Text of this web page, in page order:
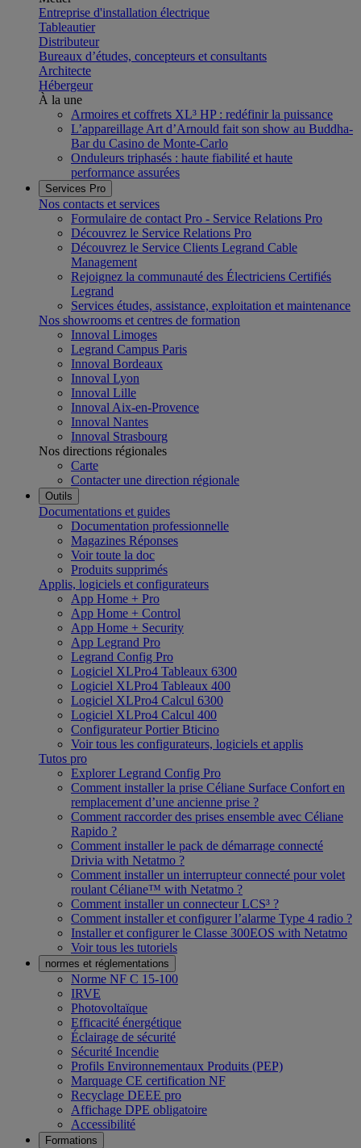
Entreprise d'installation électrique
Tableautier
Distributeur
Bureaux d’études, concepteurs et consultants
Architecte
Hébergeur
À la une
Armoires et coffrets XL³ HP : redéfinir la puissance
L’appareillage Art d’Arnould fait son show au Buddha-
Bar du Casino de Monte-Carlo
Onduleurs triphasés : haute fiabilité et haute
performance assurées
Services Pro
Nos contacts et services
Formulaire de contact Pro - Service Relations Pro
Découvrez le Service Relations Pro
Découvrez le Service Clients Legrand Cable
Management
Rejoignez la communauté des Électriciens Certifiés
Legrand
Services études, assistance, exploitation et maintenance
Nos showrooms et centres de formation
Innoval Limoges
Legrand Campus Paris
Innoval Bordeaux
Innoval Lyon
Innoval Lille
Innoval Aix-en-Provence
Innoval Nantes
Innoval Strasbourg
Nos directions régionales
Carte
Contacter une direction régionale
Outils
Documentations et guides
Documentation professionnelle
Magazines Réponses
Voir toute la doc
Produits supprimés
Applis, logiciels et configurateurs
App Home + Pro
App Home + Control
App Home + Security
App Legrand Pro
Legrand Config Pro
Logiciel XLPro4 Tableaux 6300
Logiciel XLPro4 Tableaux 400
Logiciel XLPro4 Calcul 6300
Logiciel XLPro4 Calcul 400
Configurateur Portier Bticino
Voir tous les configurateurs, logiciels et applis
Tutos pro
Explorer Legrand Config Pro
Comment installer la prise Céliane Surface Confort en
remplacement d’une ancienne prise ?
Comment raccorder des prises ensemble avec Céliane
Rapido ?
Comment installer le pack de démarrage connecté
Drivia with Netatmo ?
Comment installer un interrupteur connecté pour volet
roulant Céliane™ with Netatmo ?
Comment installer un connecteur LCS³ ?
Comment installer et configurer l’alarme Type 4 radio ?
Installer et configurer le Classe 300EOS with Netatmo
Voir tous les tutoriels
normes et réglementations
Norme NF C 15-100
IRVE
Photovoltaïque
Efficacité énergétique
Éclairage de sécurité
Sécurité Incendie
Profils Environnementaux Produits (PEP)
Marquage CE certification NF
Recyclage DEEE pro
Affichage DPE obligatoire
Accessibilité
Formations